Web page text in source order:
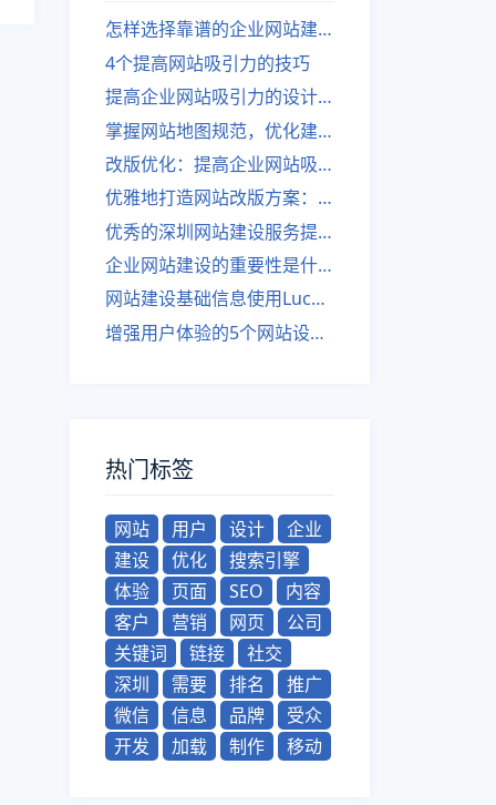
怎样选择靠谱的企业网站建设公司？
4个提高网站吸引力的技巧
提高企业网站吸引力的设计技巧
掌握网站地图规范，优化建站排名！
改版优化：提高企业网站吸引力，
优雅地打造网站改版方案：实例分享
优秀的深圳网站建设服务提供商
企业网站建设的重要性是什么？
网站建设基础信息使用Lucene技术
增强用户体验的5个网站设计技巧
热门标签
网站 用户 设计
企业
建设
优化
搜索引擎
体验
页面 SEO
内容
客户
营销 网页
公司
关键词
链接
社交
深圳
需要 排名
推广
微信
信息 品牌
受众
开发
加载 制作 移动